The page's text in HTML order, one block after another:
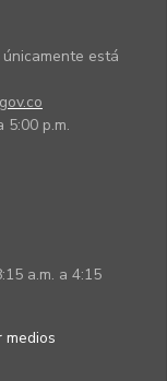
está
5:00 p.m.
a.m. a 4:15
medios